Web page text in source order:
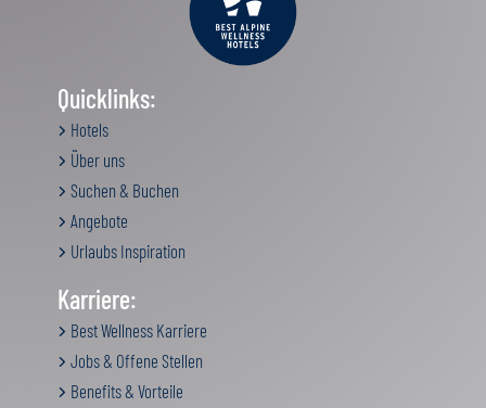
Quicklinks:
Hotels
Über uns
Suchen & Buchen
Angebote
Urlaubs Inspiration
Karriere:
Best Wellness Karriere
Jobs & Offene Stellen
Benefits & Vorteile